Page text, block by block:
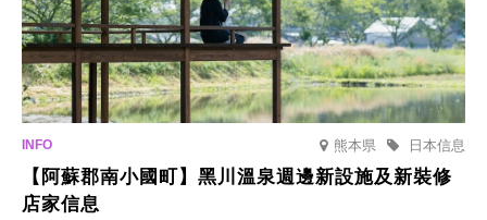
熊本県 日本信息
【阿蘇郡南小國町】黑川溫泉週邊新設施及新裝修
店家信息